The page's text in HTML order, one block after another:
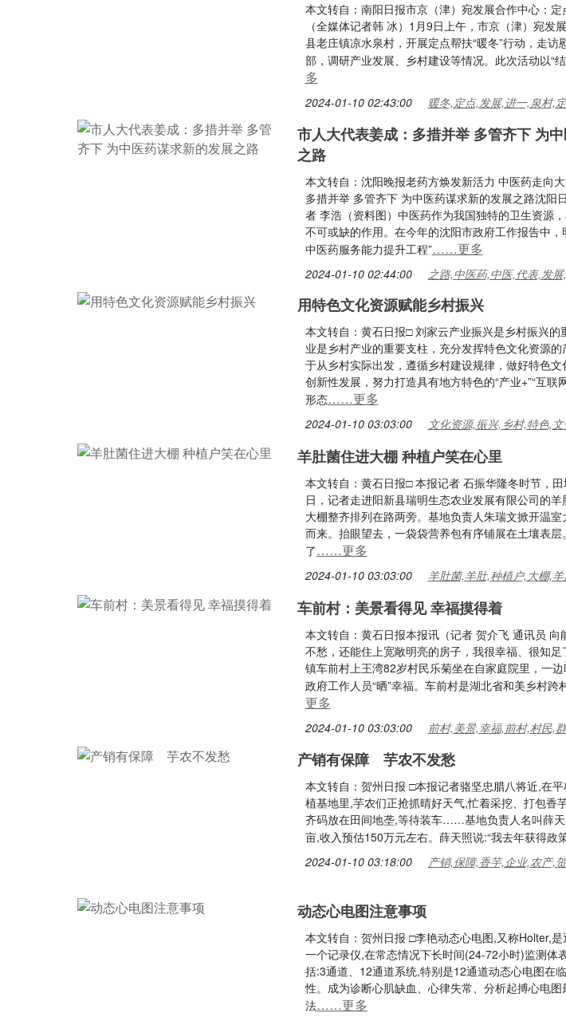
本文转自：南阳日报市京（津）宛发展合作中心：
（全媒体记者韩 冰）1月9日上午，市京（津）宛发
县老庄镇凉水泉村，开展定点帮扶“暖冬”行动，走访
部，调研产业发展、乡村建设等情况。此次活动以“
多
2024-01-10 02:43:00 暖冬,定点,发展,进一,泉村,
市人大代表姜成：多措并举 多管齐下 为
之路
本文转自：沈阳晚报老药方焕发新活力 中医药走向
多措并举 多管齐下 为中医药谋求新的发展之路沈阳
者 李浩（资料图）中医药作为我国独特的卫生资源
不可或缺的作用。在今年的沈阳市政府工作报告中，
中医药服务能力提升工程”……更多
2024-01-10 02:44:00 之路,中医药,中医,代表,发
用特色文化资源赋能乡村振兴
本文转自：黄石日报□ 刘家云产业振兴是乡村振兴的
业是乡村产业的重要支柱，充分发挥特色文化资源
于从乡村实际出发，遵循乡村建设规律，做好特色
创新性发展，努力打造具有地方特色的“产业+”“互联
形态……更多
2024-01-10 03:03:00 文化资源,振兴,乡村,特色,
羊肚菌住进大棚 种植户笑在心里
本文转自：黄石日报□ 本报记者 石振华隆冬时节，
日，记者走进阳新县瑞明生态农业发展有限公司的
大棚整齐排列在路两旁。基地负责人朱瑞文掀开温
而来。抬眼望去，一袋袋营养包有序铺展在土壤表层
了……更多
2024-01-10 03:03:00 羊肚菌,羊肚,种植户,大棚,
车前村：美景看得见 幸福摸得着
本文转自：黄石日报本报讯（记者 贺介飞 通讯员 向
不愁，还能住上宽敞明亮的房子，我很幸福、很知足
镇车前村上王湾82岁村民乐菊坐在自家庭院里，一
政府工作人员“晒”幸福。车前村是湖北省和美乡村跨
更多
2024-01-10 03:03:00 前村,美景,幸福,前村,村民,
产销有保障 芋农不发愁
本文转自：贺州日报 □本报记者骆坚忠腊八将近,在
植基地里,芋农们正抢抓晴好天气,忙着采挖、打包香
齐码放在田间地垄,等待装车……基地负责人名叫薛
亩,收入预估150万元左右。薛天照说:“我去年获得政
2024-01-10 03:18:00 产销,保障,香芋,企业,农产,
动态心电图注意事项
本文转自：贺州日报 □李艳动态心电图,又称Holter,
一个记录仪,在常态情况下长时间(24-72小时)监测体
括:3通道、12通道系统,特别是12通道动态心电图在
性。成为诊断心肌缺血、心律失常、分析起搏心电
法……更多